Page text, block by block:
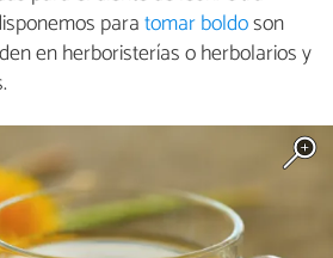
paratomar boldoson
en herboristerías o herbolarios y